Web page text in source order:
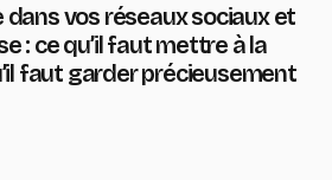
dans vos réseaux sociaux et
: ce qu’il faut mettre à la
faut garder précieusement